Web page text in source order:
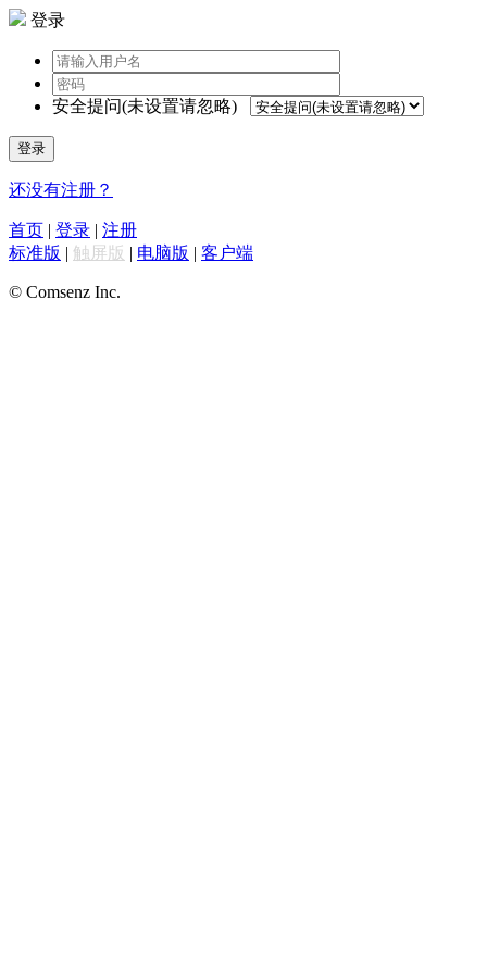
登录
安全提问(未设置请忽略)
登录
还没有注册？
首页 | 登录 | 注册
标准版 | 触屏版 | 电脑版 | 客户端
© Comsenz Inc.